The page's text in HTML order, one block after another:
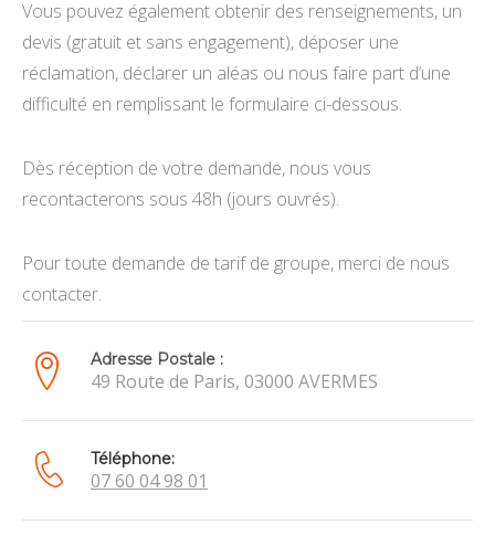
Vous pouvez également obtenir des renseignements, un
devis (gratuit et sans engagement), déposer une
réclamation, déclarer un aléas ou nous faire part d’une
difficulté en remplissant le formulaire ci-dessous.
Dès réception de votre demande, nous vous
recontacterons sous 48h (jours ouvrés).
Pour toute demande de tarif de groupe, merci de nous
contacter.
Adresse Postale :
49 Route de Paris, 03000 AVERMES
Téléphone:
07 60 04 98 01